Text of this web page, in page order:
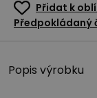
Přidat k
Předpokládaný
Popis výrobku